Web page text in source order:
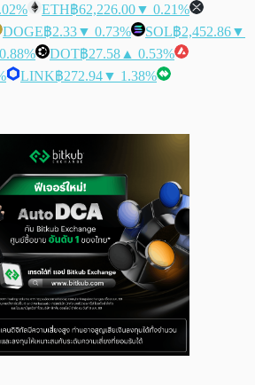
ETH฿62,226.00▼ 0.21%
DOGE฿2.33▼ 0.73% SOL฿2,452.86▼
DOT฿27.58 ▲ 0.53%
LINK฿272.94▼ 1.38%